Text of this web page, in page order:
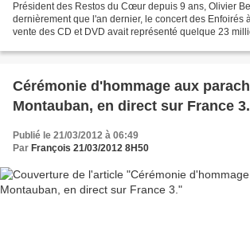
Président des Restos du Cœur depuis 9 ans, Olivier
dernièrement que l'an dernier, le concert des Enfoirés
vente des CD et DVD avait représenté quelque 23
Cérémonie d'hommage aux
Montauban, en direct sur France 3.
Publié le 21/03/2012 à 06:49
Par François 21/03/2012 8H50